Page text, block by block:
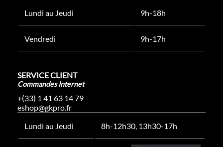
Lundi au Jeudi
9h-18h
Vendredi 9h-17h
SERVICE CLIENT
Commandes Internet
+(33) 1 41 63 14 79
eshop@gkpro.fr
Lundi au Jeudi
8h-12h30, 13h30-17h